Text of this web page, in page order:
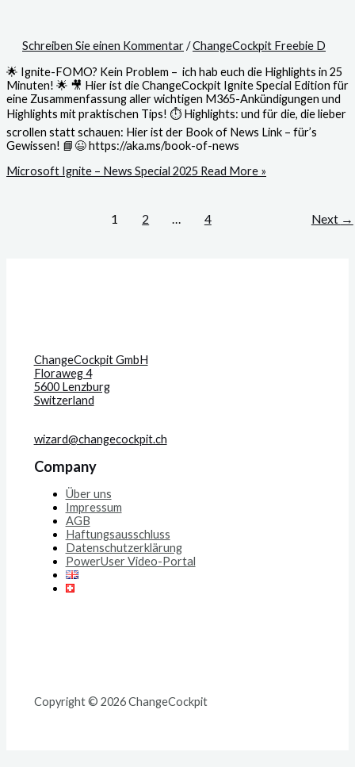
Schreiben Sie einen Kommentar/ChangeCockpit Freebie D
🌟 Ignite-FOMO? Kein Problem – ich hab euch die Highlights in 25
Minuten! 🌟 🎥 Hier ist die ChangeCockpit Ignite Special Edition für
eine Zusammenfassung aller wichtigen M365-Ankündigungen und
Highlights mit praktischen Tips! ⏱️ Highlights: und für die, die lieber
scrollen statt schauen: Hier ist der Book of News Link – für’s
Gewissen! 📘😉 https://aka.ms/book-of-news
Microsoft Ignite – News Special 2025 Read More »
1 2 … 4 Next →
ChangeCockpit GmbH
Floraweg 4
5600 Lenzburg
Switzerland
wizard@changecockpit.ch
Company
Über uns
Impressum
AGB
Haftungsausschluss
Datenschutzerklärung
PowerUser Video-Portal
Copyright © 2026 ChangeCockpit